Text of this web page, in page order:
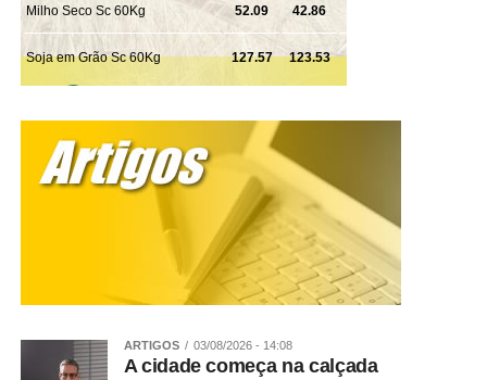
ARTIGOS 03/08/2026 - 14:08
A cidade começa na calçada